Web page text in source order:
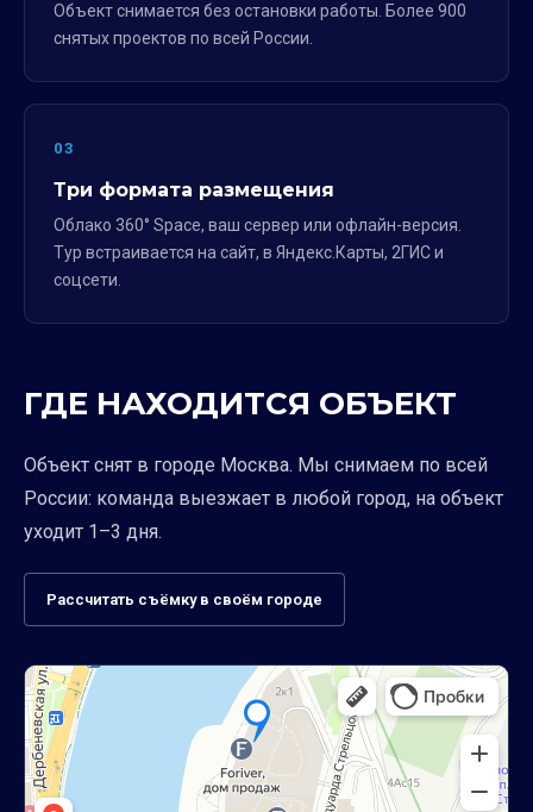
Объект снимается без остановки работы. Более 900
снятых проектов по всей России.
03
Три формата размещения
Облако 360° Space, ваш сервер или офлайн-версия.
Тур встраивается на сайт, в Яндекс.Карты, 2ГИС и
соцсети.
ГДЕ НАХОДИТСЯ ОБЪЕКТ
Объект снят в городе Москва. Мы снимаем по всей
России: команда выезжает в любой город, на объект
уходит 1–3 дня.
Рассчитать съёмку в своём городе